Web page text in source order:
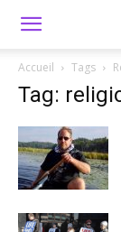
Accueil Tags
Tag: